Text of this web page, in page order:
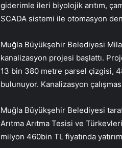
giderimle ileri biyolojik arıtım,
SCADA sistemi ile otomasyon
Muğla Büyükşehir Belediyesi
kanalizasyon projesi başlattı.
13 bin 380 metre parsel çizgisi,
bulunuyor. Kanalizasyon
Muğla Büyükşehir Belediyesi
Arıtma Arıtma Tesisi ve
milyon 460bin TL fiyatında